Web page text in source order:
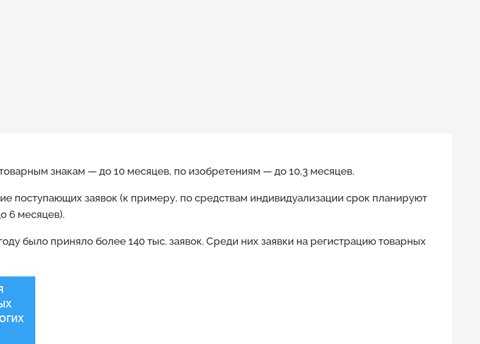
знакам — до 10 месяцев, по изобретениям — до 10,3 месяцев.
поступающих заявок (к примеру, по средствам индивидуализации срок планируют
6 месяцев).
было приняло более 140 тыс. заявок. Среди них заявки на регистрацию товарных